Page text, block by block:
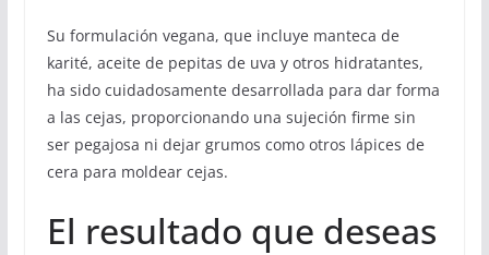
Su formulación vegana, que incluye manteca de
karité, aceite de pepitas de uva y otros hidratantes,
ha sido cuidadosamente desarrollada para dar forma
a las cejas, proporcionando una sujeción firme sin
ser pegajosa ni dejar grumos como otros lápices de
cera para moldear cejas.
El resultado que deseas